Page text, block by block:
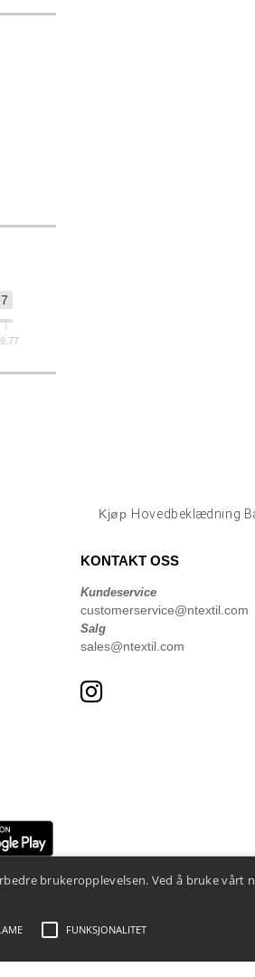
Kjøp Hovedbeklædning
KONTAKT OSS
Kundeservice
customerservice@ntextil.com
Salg
sales@ntextil.com
-Vilkår og betingelser
brukeropplevelsen. Ved å bruke vårt
FUNKSJONALITET